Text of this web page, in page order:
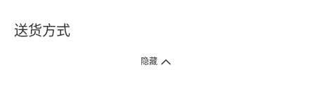
送货方式
1. 送货到府（受卫生署条例规管产品除外 ）
隐藏